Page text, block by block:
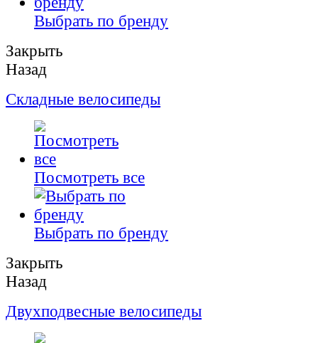
Выбрать по бренду
Закрыть
Назад
Складные велосипеды
Посмотреть все
Выбрать по бренду
Закрыть
Назад
Двухподвесные велосипеды